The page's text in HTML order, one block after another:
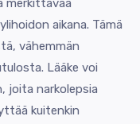
merkittävää
aikana. Tämä
vähemmän
Lääke voi
joita narkolepsia
kuitenkin